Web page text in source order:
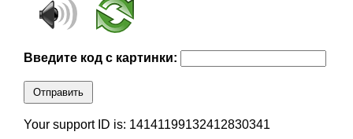
Введите код с картинки:
Отправить
Your support ID is: 14141199132412830341